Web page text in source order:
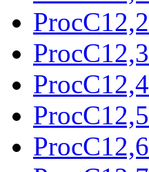
ProcC12,2
ProcC12,3
ProcC12,4
ProcC12,5
ProcC12,6